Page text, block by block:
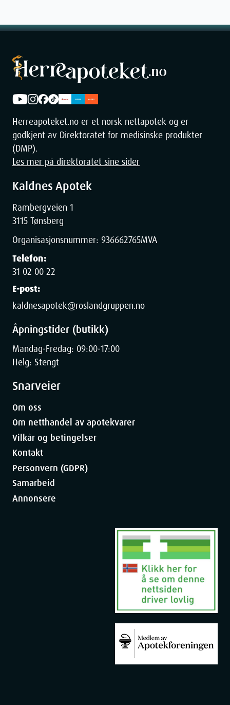
Herreapoteket.no er et norsk nettapotek og er
godkjent av Direktoratet for medisinske produkter
(DMP).
Les mer på direktoratet sine sider
Kaldnes Apotek
Rambergveien 1
3115 Tønsberg
Organisasjonsnummer: 936662765MVA
Telefon:
31 02 00 22
E-post:
kaldnesapotek@roslandgruppen.no
Åpningstider (butikk)
Mandag-Fredag: 09:00-17:00
Helg: Stengt
Snarveier
Om oss
Om netthandel av apotekvarer
Vilkår og betingelser
Kontakt
Personvern (GDPR)
Samarbeid
Annonsere